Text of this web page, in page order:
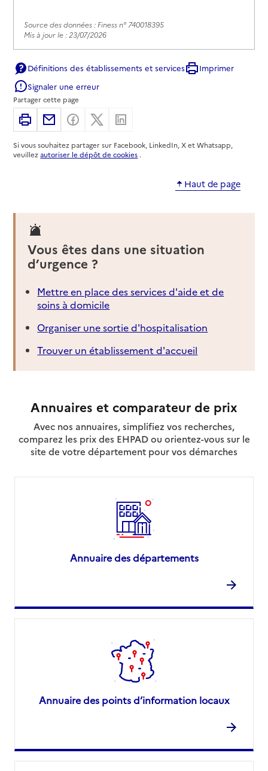
Source des données : Finess n° 740018395
Mis à jour le : 23/07/2026
Définitions des établissements et services
Imprimer
Signaler une erreur
Partager cette page
ImprimerPartager par email
Partager sur Facebook
Partager sur X
Si vous souhaitez partager sur Facebook, LinkedIn, X et Whatsapp,
veuillezautoriser le dépôt de cookies .
Haut de page
Vous êtes dans une situation
d’urgence ?
Mettre en place des services d'aide et de
soins à domicile
Organiser une sortie d'hospitalisation
Trouver un établissement d'accueil
Annuaires et comparateur de prix
Avec nos annuaires, simplifiez vos recherches,
comparez les prix des EHPAD ou orientez-vous sur le
site de votre département pour vos démarches
Annuaire des départements
Annuaire des points d’information locaux